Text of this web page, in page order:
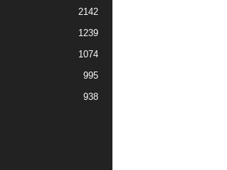
2142
1239
1074
995
938